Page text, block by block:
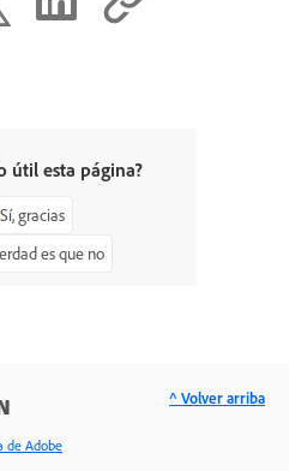
útil esta página?
Sí, gracias
es que no
de Adobe
^ Volver arriba